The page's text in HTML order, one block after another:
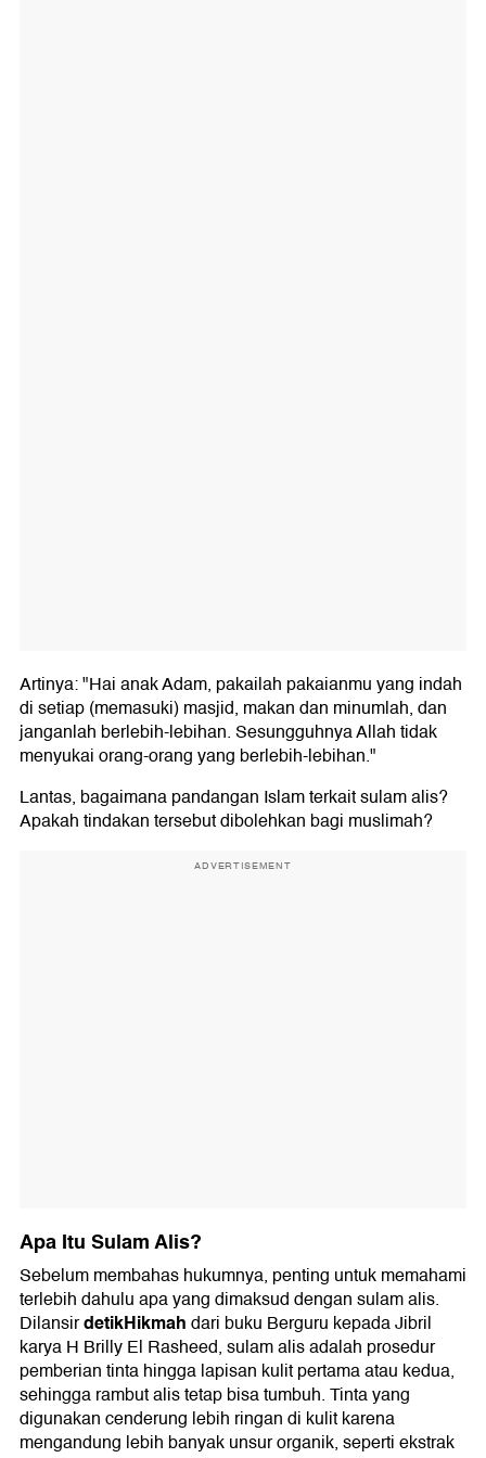
Artinya: "Hai anak Adam, pakailah pakaianmu yang indah
di setiap (memasuki) masjid, makan dan minumlah, dan
janganlah berlebih-lebihan. Sesungguhnya Allah tidak
menyukai orang-orang yang berlebih-lebihan."
Lantas, bagaimana pandangan Islam terkait sulam alis?
Apakah tindakan tersebut dibolehkan bagi muslimah?
ADVERTISEMENT
Apa Itu Sulam Alis?
Sebelum membahas hukumnya, penting untuk memahami
terlebih dahulu apa yang dimaksud dengan sulam alis.
DilansirdetikHikmahdari buku Berguru kepada Jibril
karya H Brilly El Rasheed, sulam alis adalah prosedur
pemberian tinta hingga lapisan kulit pertama atau kedua,
sehingga rambut alis tetap bisa tumbuh. Tinta yang
digunakan cenderung lebih ringan di kulit karena
mengandung lebih banyak unsur organik, seperti ekstrak